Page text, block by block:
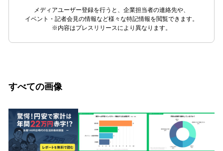
メディアユーザー登録を行うと、企業担当者の連絡先や、
イベント・記者会見の情報など様々な特記情報を閲覧できます。
※内容はプレスリリースにより異なります。
すべての画像